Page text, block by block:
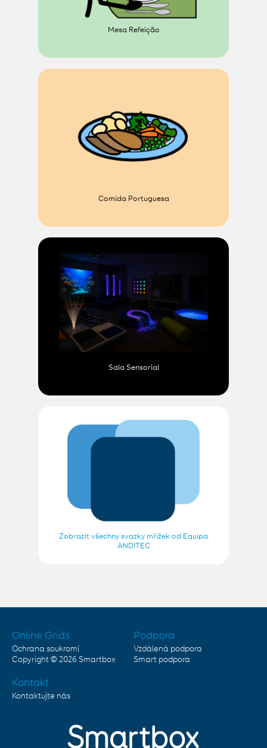
Mesa Refeição
Comida Portuguesa
Sala Sensorial
Zobrazit všechny svazky mřížek od Equipa
ANDITEC
Online Grids
Ochrana soukromí
Copyright © 2026 Smartbox
Podpora
Vzdálená podpora
Smart podpora
Kontakt
Kontaktujte nás